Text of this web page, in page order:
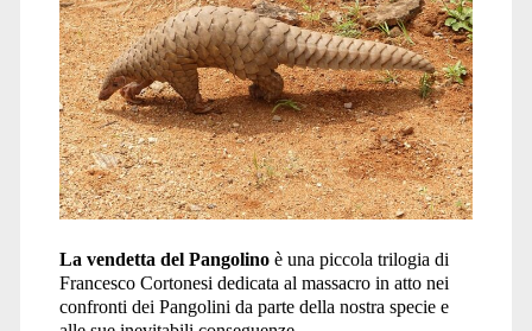
La vendetta del Pangolinoè una piccola trilogia di
Francesco Cortonesi dedicata al massacro in atto nei
confronti dei Pangolini da parte della nostra specie e